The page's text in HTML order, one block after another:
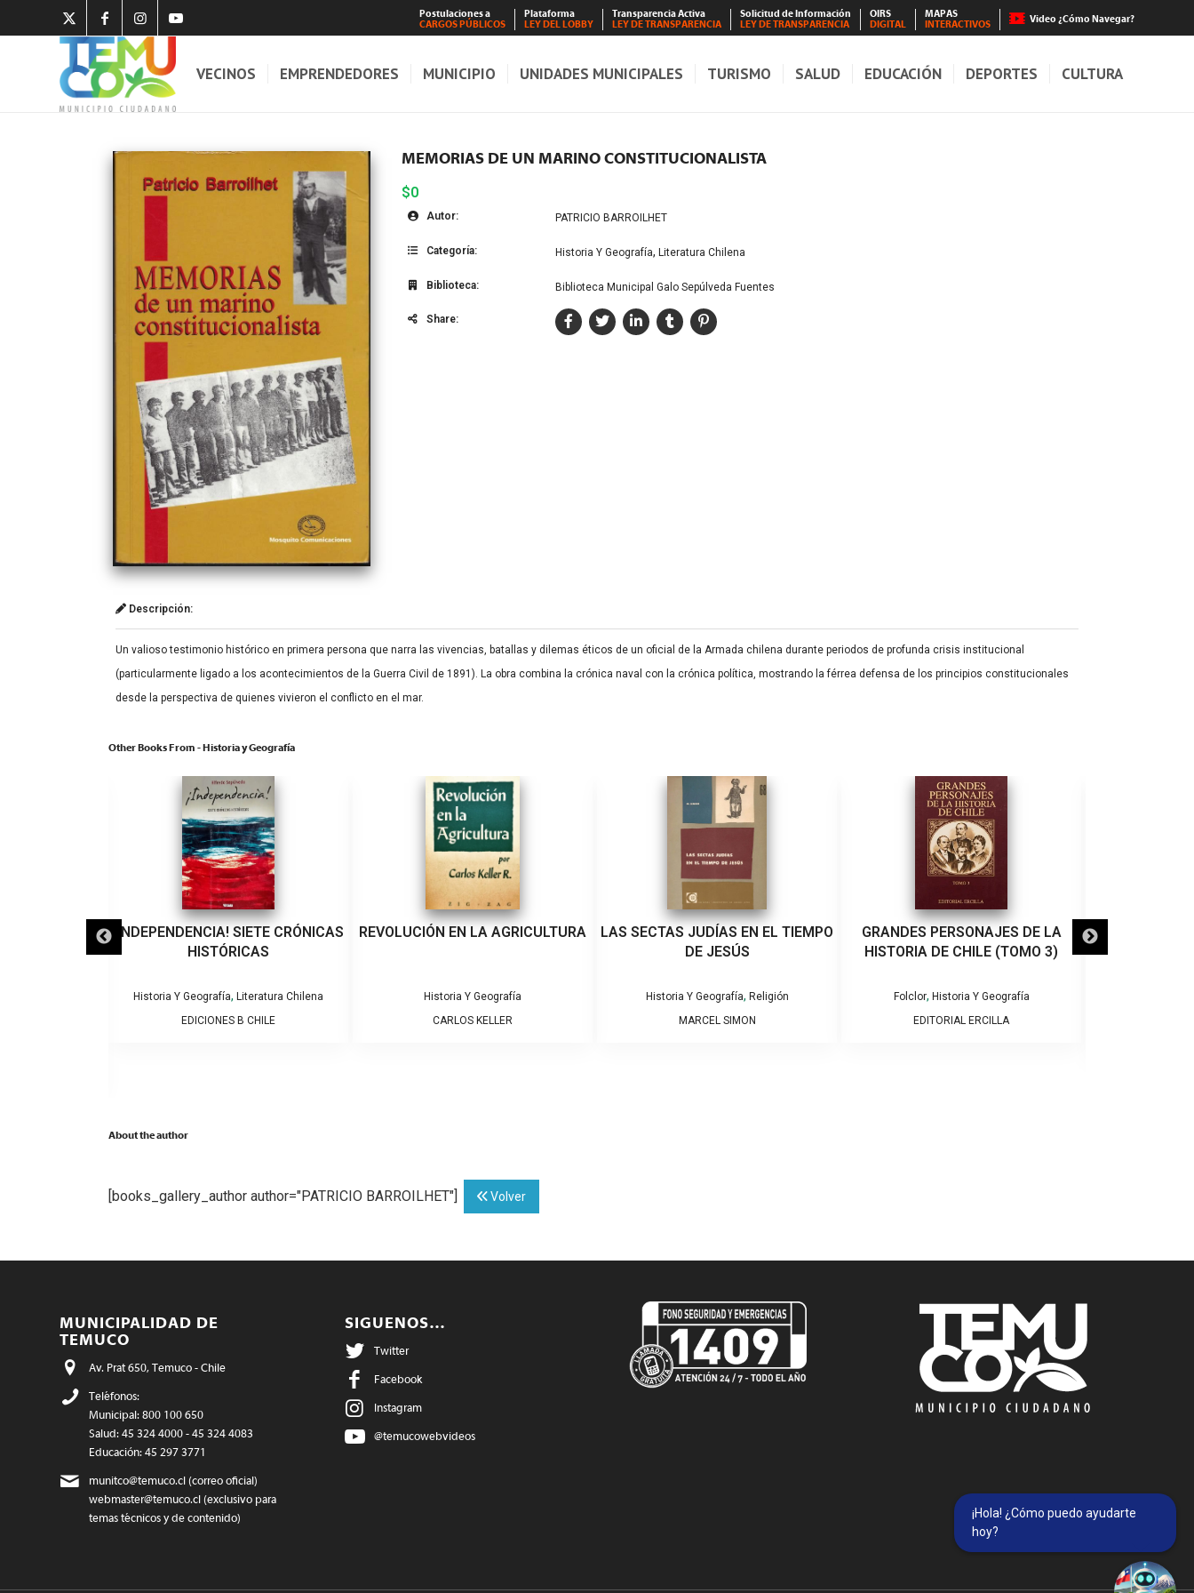
Postulaciones a
CARGOS PÚBLICOS
Plataforma
LEY DEL LOBBY
Transparencia Activa
LEY DE TRANSPARENCIA
Solicitud de Información
LEY DE TRANSPARENCIA
OIRS
DIGITAL
MAPAS
INTERACTIVOS
Video ¿Cómo Navegar?
VECINOS EMPRENDEDORES MUNICIPIO UNIDADES MUNICIPALES TURISMO SALUD EDUCACIÓN DEPORTES CULTURA
MEMORIAS DE UN MARINO CONSTITUCIONALISTA
$0
Autor: PATRICIO BARROILHET
Categoría: Historia Y Geografía, Literatura Chilena
Biblioteca: Biblioteca Municipal Galo Sepúlveda Fuentes
Share:
Descripción:
Un valioso testimonio histórico en primera persona que narra las vivencias, batallas y dilemas éticos de un oficial de la Armada chilena durante periodos de profunda crisis institucional
(particularmente ligado a los acontecimientos de la Guerra Civil de 1891). La obra combina la crónica naval con la crónica política, mostrando la férrea defensa de los principios constitucionales
desde la perspectiva de quienes vivieron el conflicto en el mar.
Other Books From - Historia y Geografía
Y
¡INDEPENDENCIA! SIETE CRÓNICAS
HISTÓRICAS
Historia Y Geografía, Literatura Chilena
EDICIONES B CHILE
REVOLUCIÓN EN LA AGRICULTURA
Historia Y Geografía
CARLOS KELLER
LAS SECTAS JUDÍAS EN EL TIEMPO
DE JESÚS
Historia Y Geografía, Religión
MARCEL SIMON
GRANDES PERSONAJES DE LA
HISTORIA DE CHILE (TOMO 3)
Folclor, Historia Y Geografía
EDITORIAL ERCILLA
KAWESQAR,
About the author
[books_gallery_author author="PATRICIO BARROILHET"] Volver
MUNICIPALIDAD DE
TEMUCO
Av. Prat 650, Temuco - Chile
Teléfonos:
Municipal: 800 100 650
Salud: 45 324 4000 - 45 324 4083
Educación: 45 297 3771
munitco@temuco.cl (correo oficial)
webmaster@temuco.cl (exclusivo para
temas técnicos y de contenido)
SIGUENOS…
Twitter
Facebook
Instagram
@temucowebvideos
¡Hola! ¿Cómo puedo ayudarte
hoy?